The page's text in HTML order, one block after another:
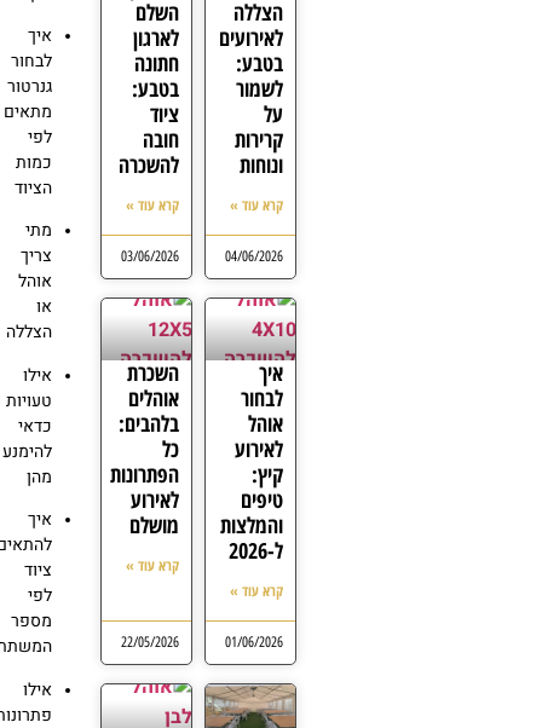
הצללה
לאירועים
בטבע:
לשמור
על
קרירות
ונוחות
קרא עוד »
04/06/2026
השלם
לארגון
חתונה
בטבע:
ציוד
חובה
להשכרה
קרא עוד »
03/06/2026
איך
לבחור
אוהל
לאירוע
קיץ:
טיפים
והמלצות
ל-2026
קרא עוד »
01/06/2026
השכרת
אוהלים
בלהבים:
כל
הפתרונות
לאירוע
מושלם
קרא עוד »
22/05/2026
איך
לבחור
גנרטור
מתאים
לפי
כמות
הציוד
מתי
צריך
אוהל
או
הצללה
אילו
טעויות
כדאי
להימנע
מהן
איך
ציוד
לפי
מספר
אילו